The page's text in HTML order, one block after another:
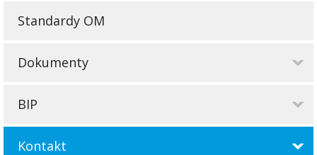
Standardy OM
Dokumenty
BIP
Kontakt